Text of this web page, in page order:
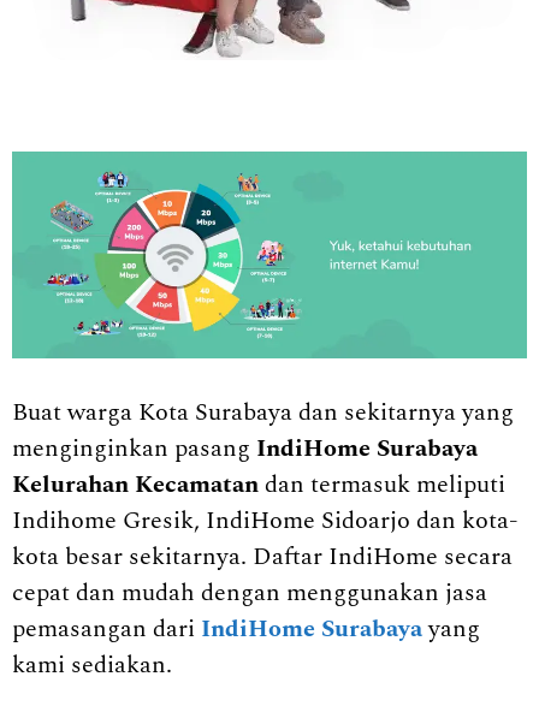
Buat warga Kota Surabaya dan sekitarnya yang
menginginkan pasang IndiHome Surabaya
Kelurahan Kecamatan dan termasuk meliputi
Indihome Gresik, IndiHome Sidoarjo dan kota-
kota besar sekitarnya. Daftar IndiHome secara
cepat dan mudah dengan menggunakan jasa
pemasangan dari IndiHome Surabayayang
kami sediakan.